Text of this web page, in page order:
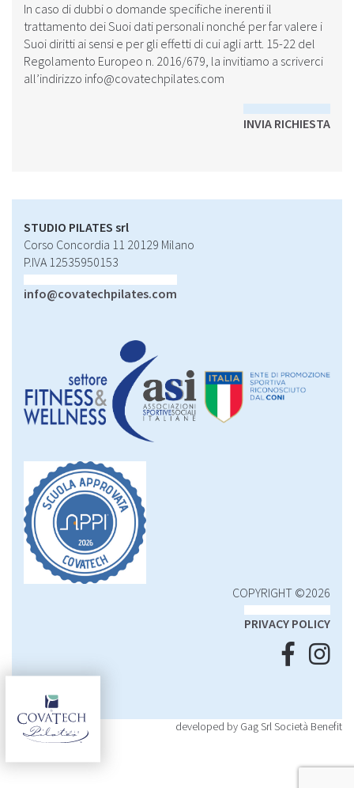
In caso di dubbi o domande specifiche inerenti il
trattamento dei Suoi dati personali nonché per far valere i
Suoi diritti ai sensi e per gli effetti di cui agli artt. 15-22 del
Regolamento Europeo n. 2016/679, la invitiamo a scriverci
all’indirizzo info@covatechpilates.com
INVIA RICHIESTA
STUDIO PILATES srl
Corso Concordia 11 20129 Milano
P.IVA 12535950153
info@covatechpilates.com
COPYRIGHT ©2026
PRIVACY POLICY
developed by Gag Srl Società Benefit